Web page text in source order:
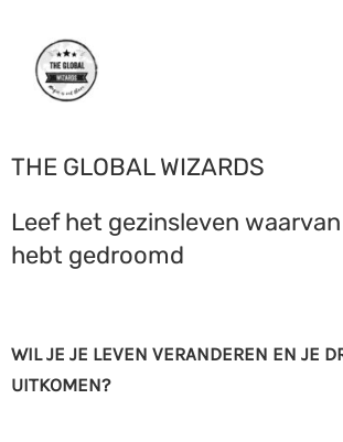
inhoud
THE GLOBAL WIZARDS
Leef het gezinsleven
hebt gedroomd
WIL JE JE LEVEN VERANDEREN EN JE
UITKOMEN?